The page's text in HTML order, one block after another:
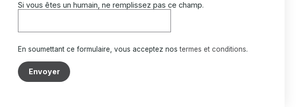
Si vous êtes un humain, ne remplissez pas ce champ.
En soumettant ce formulaire, vous acceptez nostermes et conditions.
Envoyer